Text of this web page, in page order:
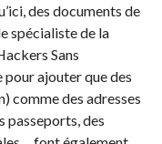
des documents de
spécialiste de la
Sans
pour ajouter que des
comme des adresses
passeports, des